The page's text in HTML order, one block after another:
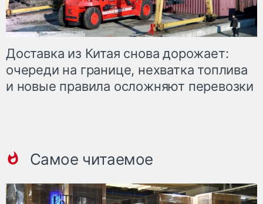
Доставка из Китая снова дорожает:
очереди на границе, нехватка топлива
и новые правила осложняют перевозки
Самое читаемое